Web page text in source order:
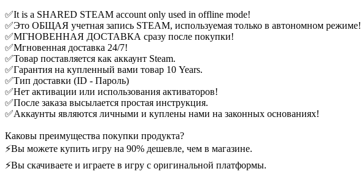
✅It is a SHARED STEAM account only used in offline mode!
✅Это ОБЩАЯ учетная запись STEAM, используемая только в автономном режиме!
✅МГНОВЕННАЯ ДОСТАВКА сразу после покупки!
✅Мгновенная доставка 24/7!
✅Товар поставляется как аккаунт Steam.
✅Гарантия на купленный вами товар 10 Years.
✅Тип доставки (ID - Пароль)
✅Нет активации или использования активаторов!
✅После заказа высылается простая инструкция.
✅Аккаунты являются личными и куплены нами на законных основаниях!
Каковы преимущества покупки продукта?
⚡Вы можете купить игру на 90% дешевле, чем в магазине.
⚡Вы скачиваете и играете в игру с оригинальной платформы.